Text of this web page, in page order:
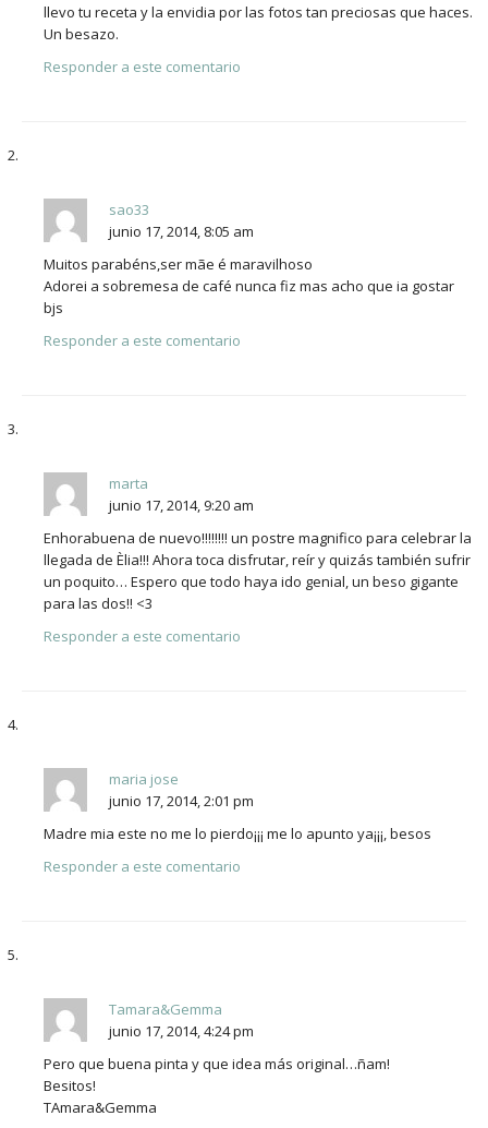
llevo tu receta y la envidia por las fotos tan preciosas que haces.
Un besazo.
Responder a este comentario
sao33
junio 17, 2014, 8:05 am
Muitos parabéns,ser mãe é maravilhoso
Adorei a sobremesa de café nunca fiz mas acho que ia gostar
bjs
Responder a este comentario
marta
junio 17, 2014, 9:20 am
Enhorabuena de nuevo!!!!!!!! un postre magnifico para celebrar la
llegada de Èlia!!! Ahora toca disfrutar, reír y quizás también sufrir
un poquito… Espero que todo haya ido genial, un beso gigante
para las dos!! <3
Responder a este comentario
maria jose
junio 17, 2014, 2:01 pm
Madre mia este no me lo pierdo¡¡¡ me lo apunto ya¡¡¡, besos
Responder a este comentario
Tamara&Gemma
junio 17, 2014, 4:24 pm
Pero que buena pinta y que idea más original…ñam!
Besitos!
TAmara&Gemma